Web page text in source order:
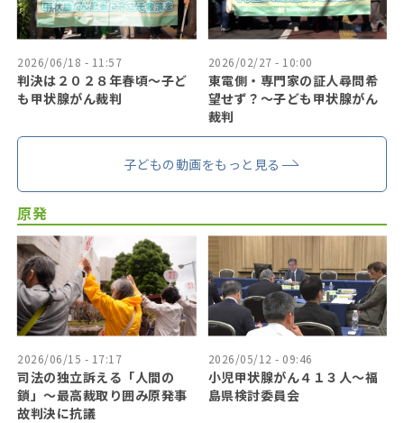
2026/06/18 - 11:57
判決は２０２８年春頃〜子ど
も甲状腺がん裁判
2026/02/27 - 10:00
東電側・専門家の証人尋問希
望せず？〜子ども甲状腺がん
裁判
子どもの動画をもっと見る
原発
2026/06/15 - 17:17
司法の独立訴える「人間の
鎖」〜最高裁取り囲み原発事
故判決に抗議
2026/05/12 - 09:46
小児甲状腺がん４１３人〜福
島県検討委員会